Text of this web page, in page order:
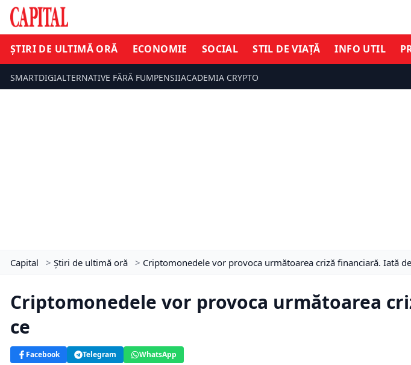
ȘTIRI DE ULTIMĂ ORĂ ECONOMIE SOCIAL STIL DE VIAȚĂ INFO UTIL
SMARTDIGIALTERNATIVE FĂRĂ FUMPENSIIACADEMIA CRYPTO
Capital > Știri de ultimă oră > Criptomonedele vor provoca următoarea criză financiară. Iată
Criptomonedele vor provoca următoarea
ce
Facebook Telegram WhatsApp